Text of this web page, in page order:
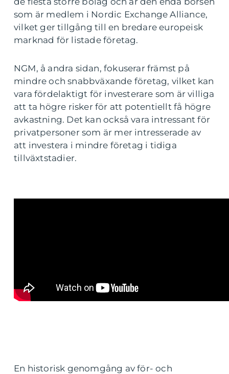
som är medlem i Nordic Exchange Alliance,
vilket ger tillgång till en bredare europeisk
marknad för listade företag.
NGM, å andra sidan, fokuserar främst på
mindre och snabbväxande företag, vilket kan
vara fördelaktigt för investerare som är villiga
att ta högre risker för att potentiellt få högre
avkastning. Det kan också vara intressant för
privatpersoner som är mer intresserade av
att investera i mindre företag i tidiga
tillväxtstadier.
En historisk genomgång av för- och